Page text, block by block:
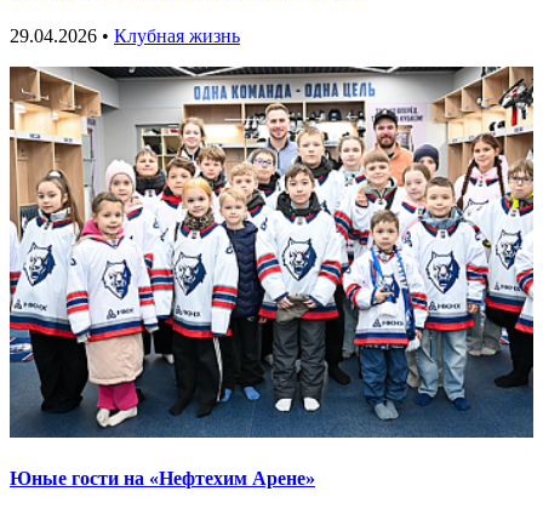
29.04.2026 • Клубная жизнь
Юные гости на «Нефтехим Арене»